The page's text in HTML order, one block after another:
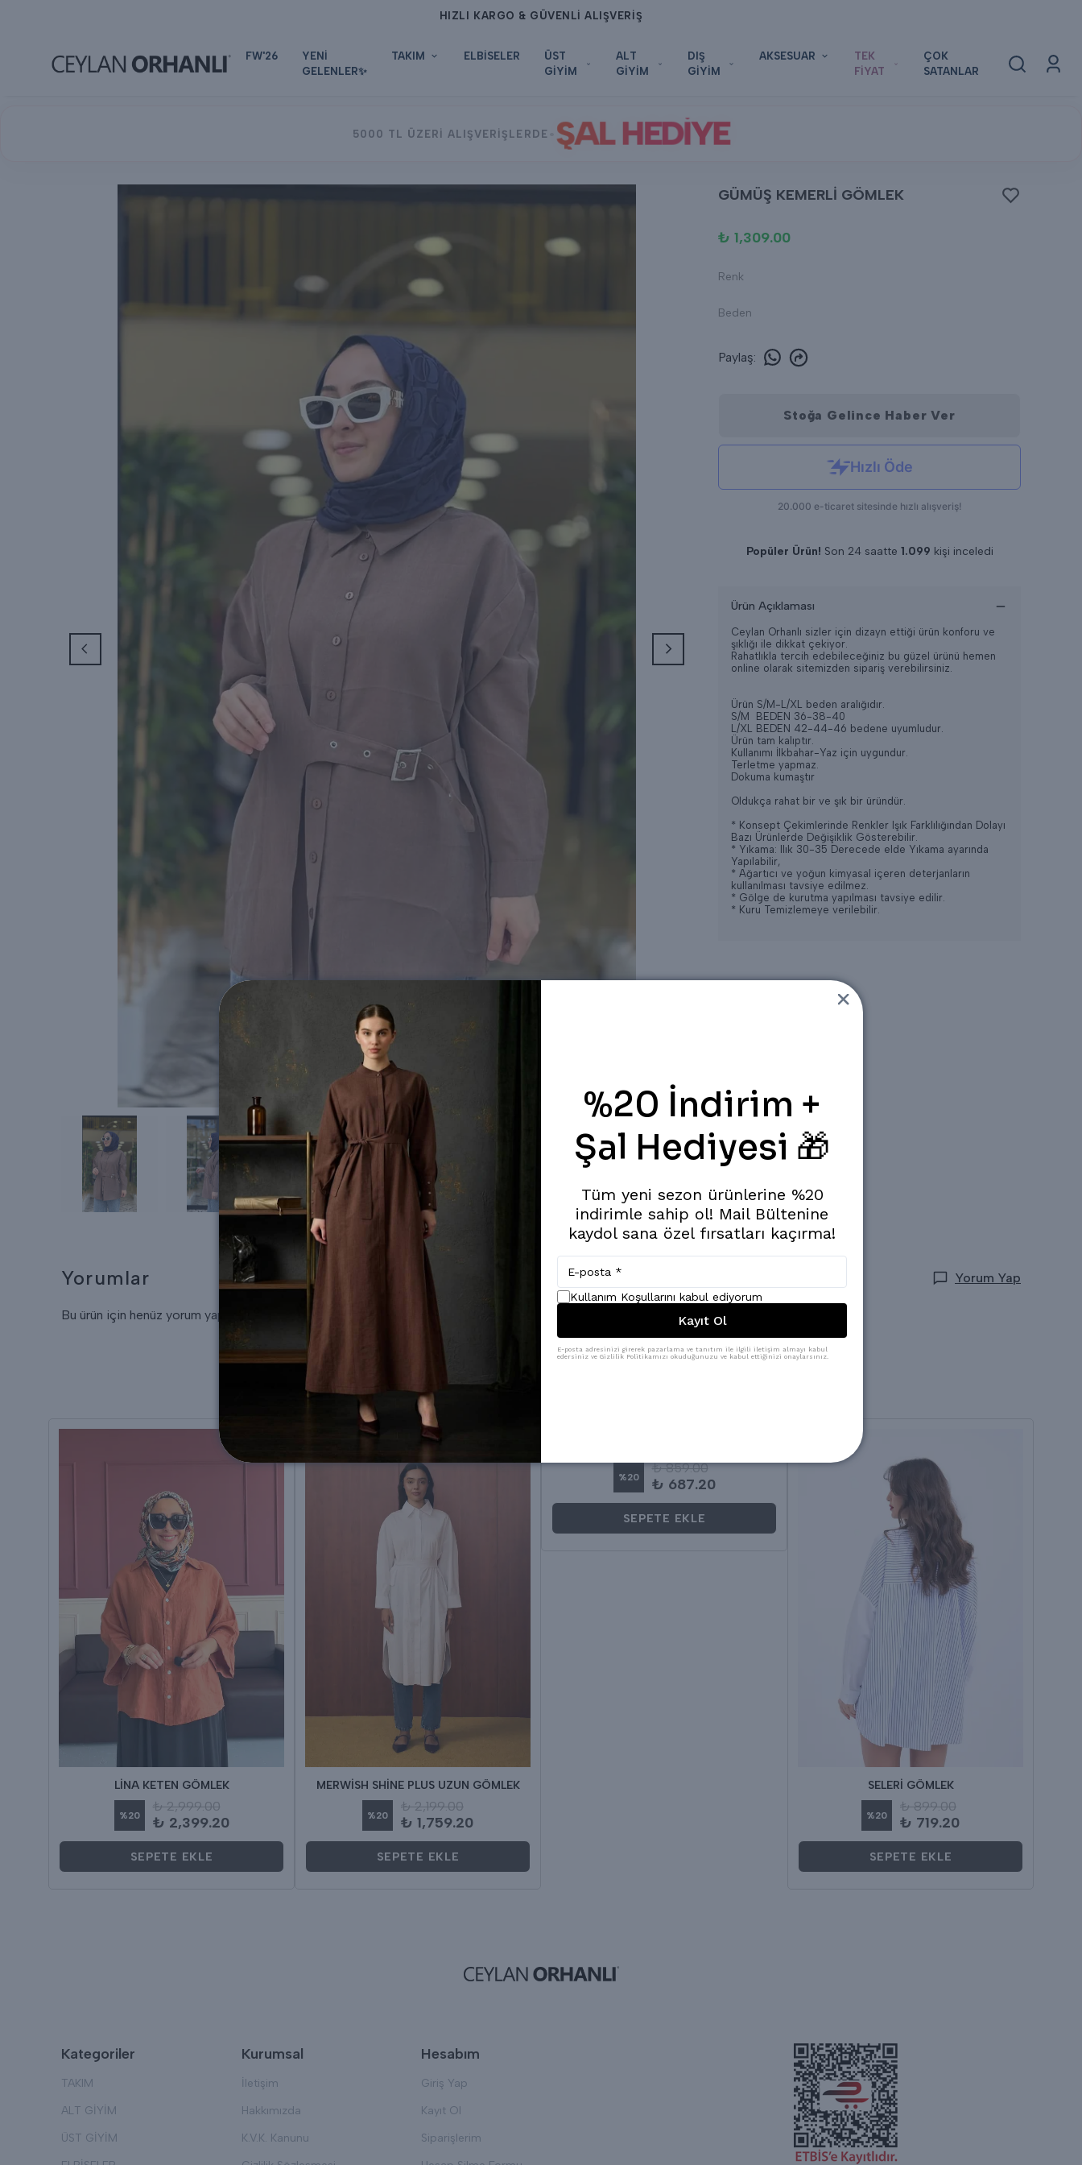
HIZLI KARGO & GÜVENLİ ALIŞVERİŞ
FW'26
YENİ
GELENLER✨
TAKIM ELBİSELER
ÜST
GİYİM
ALT
GİYİM
DIŞ
GİYİM
AKSESUAR
TEK
FİYAT
ÇOK
SATANLAR
5000 TL ÜZERİ ALIŞVERİŞLERDE ŞAL HEDİYE
GÜMÜŞ KEMERLİ GÖMLEK
₺ 1,309.00
Renk
Beden
Paylaş:
Stoğa Gelince Haber Ver
Popüler Ürün! Son 24 saatte 1.099 kişi inceledi
Ürün Açıklaması
Ceylan Orhanlı sizler için dizayn ettiği ürün konforu ve
şıklığı ile dikkat çekiyor.
Rahatlıkla tercih edebileceğiniz bu güzel ürünü hemen
online olarak sitemizden sipariş verebilirsiniz.
Ürün S/M-L/XL beden aralığıdır.
S/M BEDEN 36-38-40
L/XL BEDEN 42-44-46 bedene uyumludur.
Ürün tam kalıptır.
Kullanımı İlkbahar-Yaz için uygundur.
Terletme yapmaz.
Dokuma kumaştır
Oldukça rahat bir ve şık bir üründür.
* Konsept Çekimlerinde Renkler Işık Farklılığından Dolayı
Bazı Ürünlerde Değişiklik Gösterebilir.
* Yıkama: Ilık 30-35 Derecede elde Yıkama ayarında
Yapılabilir,
* Ağartıcı ve yoğun kimyasal içeren deterjanların
kullanılması tavsiye edilmez.
* Gölge de kurutma yapılması tavsiye edilir.
* Kuru Temizlemeye verilebilir.
Yorumlar Yorum Yap
Bu ürün için henüz yorum yapılmamış.
LİNA KETEN GÖMLEK
%20
₺ 2,999.00
₺ 2,399.20
SEPETE EKLE
MERWİSH SHİNE PLUS UZUN GÖMLEK
%20
₺ 2,199.00
₺ 1,759.20
SEPETE EKLE
%20
₺ 859.00
₺ 687.20
SEPETE EKLE
SELERİ GÖMLEK
%20
₺ 899.00
₺ 719.20
SEPETE EKLE
Kategoriler
TAKIM
ALT GİYİM
ÜST GİYİM
Kurumsal
İletişim
Hakkımızda
K.V.K. Kanunu
Hesabım
Giriş Yap
Kayıt Ol
Siparişlerim
%20 İndirim +
Şal Hediyesi 🎁
Tüm yeni sezon ürünlerine %20
indirimle sahip ol! Mail Bültenine
kaydol sana özel fırsatları kaçırma!
Kullanım Koşullarını kabul ediyorum
Kayıt Ol
E-posta adresinizi girerek pazarlama ve tanıtım ile ilgili iletişim almayı kabul
edersiniz ve Gizlilik Politikamızı okuduğunuzu ve kabul ettiğinizi onaylarsınız.